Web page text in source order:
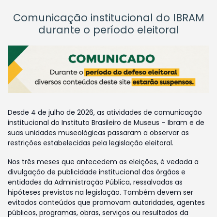
Comunicação institucional do IBRAM
durante o período eleitoral
Desde 4 de julho de 2026, as atividades de comunicação
institucional do Instituto Brasileiro de Museus – Ibram e de
suas unidades museológicas passaram a observar as
restrições estabelecidas pela legislação eleitoral.
Nos três meses que antecedem as eleições, é vedada a
divulgação de publicidade institucional dos órgãos e
entidades da Administração Pública, ressalvadas as
hipóteses previstas na legislação. Também devem ser
evitados conteúdos que promovam autoridades, agentes
públicos, programas, obras, serviços ou resultados da